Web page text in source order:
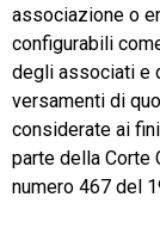
associazione o
configurabili
degli associati e
versamenti di
considerate ai
parte della Corte
numero 467 del